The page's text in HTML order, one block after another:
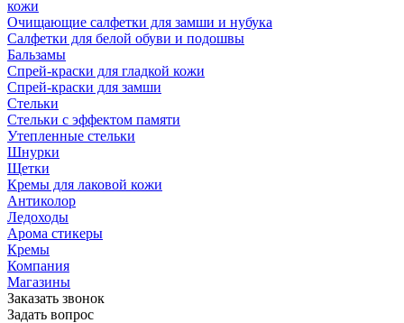
кожи
Очищающие салфетки для замши и нубука
Салфетки для белой обуви и подошвы
Бальзамы
Спрей-краски для гладкой кожи
Спрей-краски для замши
Стельки
Стельки с эффектом памяти
Утепленные стельки
Шнурки
Щетки
Кремы для лаковой кожи
Антиколор
Ледоходы
Арома стикеры
Кремы
Компания
Магазины
Заказать звонок
Задать вопрос